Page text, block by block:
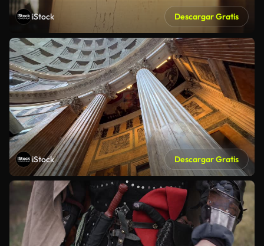
iStock Descargar Gratis
iStock Descargar Gratis